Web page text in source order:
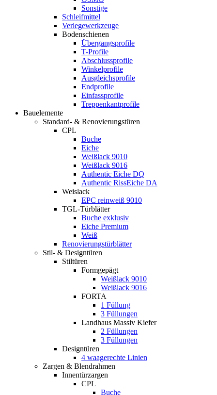
Sonstige
Schleifmittel
Verlegewerkzeuge
Bodenschienen
Übergangsprofile
T-Profile
Abschlussprofile
Winkelprofile
Ausgleichsprofile
Endprofile
Einfassprofile
Treppenkantprofile
Bauelemente
Standard- & Renovierungstüren
CPL
Buche
Eiche
Weißlack 9010
Weißlack 9016
Authentic Eiche DQ
Authentic RissEiche DA
Weislack
EPC reinweiß 9010
TGL-Türblätter
Buche exklusiv
Eiche Premium
Weiß
Renovierungstürblätter
Stil- & Designtüren
Stiltüren
Formgepägt
Weißlack 9010
Weißlack 9016
FORTA
1 Füllung
3 Füllungen
Landhaus Massiv Kiefer
2 Füllungen
3 Füllungen
Designtüren
4 waagerechte Linien
Zargen & Blendrahmen
Innentürzargen
CPL
Buche